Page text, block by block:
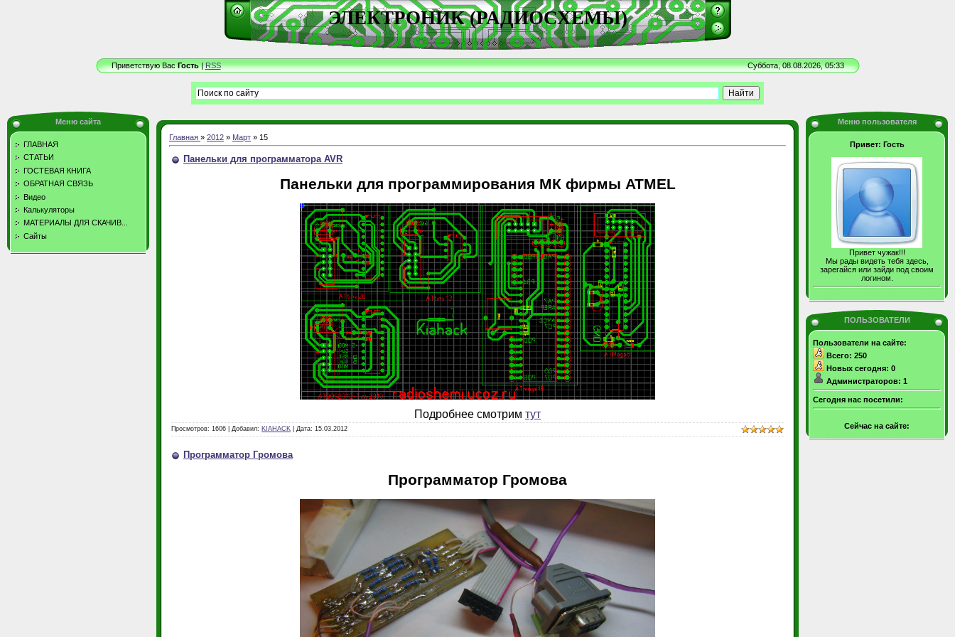
ЭЛЕКТРОНИК (РАДИОСХЕМЫ)
Приветствую Вас Гость|RSS Суббота, 08.08.2026, 05:33
Меню сайта
ГЛАВНАЯ
СТАТЬИ
ГОСТЕВАЯ КНИГА
ОБРАТНАЯ СВЯЗЬ
Видео
Калькуляторы
МАТЕРИАЛЫ ДЛЯ СКАЧИВ...
Сайты
Главная » 2012 » Март » 15
Панельки для программатора AVR
Панельки для программирования МК фирмы ATMEL
Подробнее смотрим тут
Просмотров: 1606 | Добавил: KIAHACK | Дата: 15.03.2012
Программатор Громова
Программатор Громова
Меню пользователя
Привет: Гость
Привет чужак!!!
Мы рады видеть тебя здесь,
зарегайся или зайди под своим
логином.
ПОЛЬЗОВАТЕЛИ
Пользователи на сайте:
Всего: 250
Новых сегодня: 0
Администраторов: 1
Сегодня нас посетили:
Сейчас на сайте: